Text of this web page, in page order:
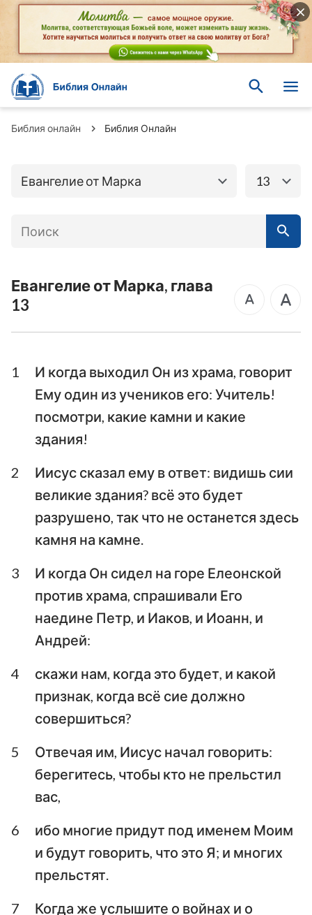
Библия онлайн Библия Онлайн
Евангелие от Марка
Книги Ветхого
завета
Евангелие от
Евангелие от
Евангелие от Луки Евангелие от Иоанна
Филиппийцам
Первое послание к
Фессалоникийцам
Второе послание к
Фессалоникийцам
Первое послание к
Послание к Титу
Послание к
Филимону
Послание к Евреям
Первое послание
Второе послание
Петра
Первое послание
Иоанна
Второе послание
Иоанна
Послание Иуды
Откровение Иоанна
Богослова
13
Евангелие от Марка, глава
13
1
И когда выходил Он из храма, говорит
Ему один из учеников его: Учитель!
посмотри, какие камни и какие
здания!
2
Иисус сказал ему в ответ: видишь сии
великие здания? всё это будет
разрушено, так что не останется здесь
камня на камне.
3
И когда Он сидел на горе Елеонской
против храма, спрашивали Его
наедине Петр, и Иаков, и Иоанн, и
Андрей:
4
скажи нам, когда это будет, и какой
признак, когда всё сие должно
совершиться?
5
Отвечая им, Иисус начал говорить:
берегитесь, чтобы кто не прельстил
вас,
6
ибо многие придут под именем Моим
и будут говорить, что это Я; и многих
прельстят.
7
Когда же услышите о войнах и о